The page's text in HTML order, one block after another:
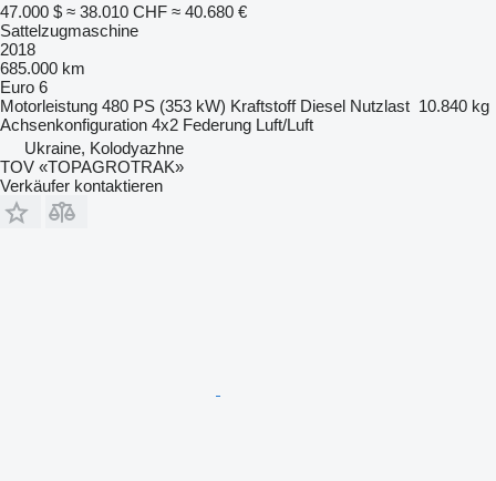
47.000 $ ≈ 38.010 CHF ≈ 40.680 €
Sattelzugmaschine
2018
685.000 km
Euro 6
Motorleistung 480 PS (353 kW) Kraftstoff Diesel Nutzlast 10.840 kg
Achsenkonfiguration 4x2 Federung Luft/Luft
Ukraine, Kolodyazhne
TOV «TOPAGROTRAK»
Verkäufer kontaktieren